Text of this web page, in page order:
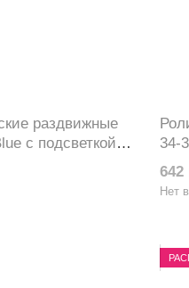
раздвижные
с подсветкой
34-
642
Нет